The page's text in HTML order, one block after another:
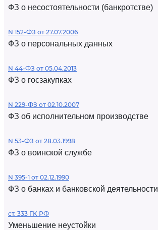
ФЗ о несостоятельности (банкротстве)
N 152-ФЗ от 27.07.2006
ФЗ о персональных данных
N 44-ФЗ от 05.04.2013
ФЗ о госзакупках
N 229-ФЗ от 02.10.2007
ФЗ об исполнительном производстве
N 53-ФЗ от 28.03.1998
ФЗ о воинской службе
N 395-1 от 02.12.1990
ФЗ о банках и банковской деятельности
ст. 333 ГК РФ
Уменьшение неустойки